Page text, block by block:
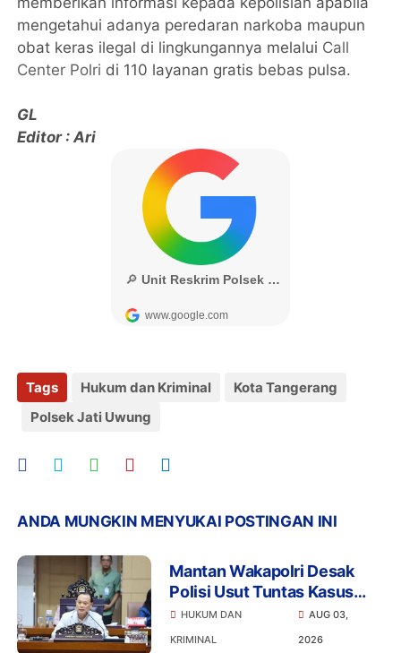
mengetahui adanya peredaran narkoba maupun
obat keras ilegal di lingkungannya melalui Call
Center Polri di 110 layanan gratis bebas pulsa.
GL
Editor : Ari
Tags Hukum dan Kriminal
Kota Tangerang
Polsek Jati Uwung
ANDA MUNGKIN MENYUKAI POSTINGAN INI
Mantan Wakapolri Desak
Polisi Usut Tuntas Kasus
Bigmo Ajak Anak di Bawah
Umur Promosikan Vape
HUKUM DAN
KRIMINAL
AUG 03,
2026